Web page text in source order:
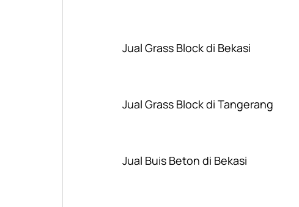
Jual Grass Block di Bekasi
Jual Grass Block di Tangerang
Jual Buis Beton di Bekasi